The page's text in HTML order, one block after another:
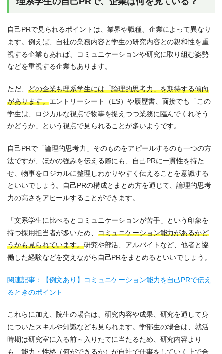
自己PRで見られるポイントは、業界や職種、企業によって異なり
ます。例えば、自社の業務内容と学生の研究内容との親和性を重
視する企業もあれば、コミュニケーションや研究に取り組む姿勢
などを重視する企業もあります。
ただ、 どの企業も理系学生には「論理的思考力」を期待する傾向
があります。エントリーシート（ES）や履歴書、面接でも「この
学生は、ロジカルな視点で物事を捉えつつ業務に臨んでくれそう
かどうか」という視点で見られることが多いようです。
自己PRで「論理的思考力」そのものをアピールするのも一つの方
法ですが、ほかの強みを伝える際にも、自己PRに一貫性を持た
せ、物事をロジカルに整理しわかりやすく伝えることを意識する
といいでしょう。自己PRの構成とまとめ方を通じて、論理的思考
力の高さをアピールすることができます。
「文系学生に比べるとコミュニケーションが苦手」という印象を
持つ採用担当者が多いため、 コミュニケーション能力があるかど
うかも見られています。研究や部活、アルバイトなど、他者と協
働した経験などを交えながら自己PRをまとめるといいでしょう。
関連記事：【例文あり】コミュニケーション能力を自己PRで伝え
るときのポイント
これらに加え、院生の場合は、研究内容や成果、研究を通して身
についたスキルや知識なども見られます。学部生の場合は、就活
時期は研究室に入る前～入りたてに当たるため、研究内容より
も、能力・性格（何ができるか）が自社で仕事をしていく上で合